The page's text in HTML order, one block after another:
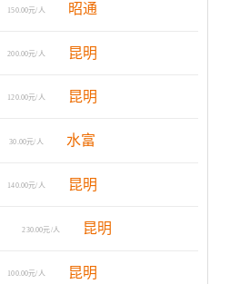
150.00元/人 昭通
200.00元/人 昆明
120.00元/人 昆明
30.00元/人 水富
140.00元/人 昆明
230.00元/人 昆明
100.00元/人 昆明